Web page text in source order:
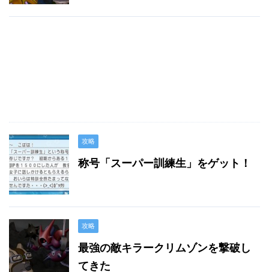
攻略
称号「スーパー訓練生」をゲット！
攻略
最強の敵キラークリムゾンを撃破し
てきた